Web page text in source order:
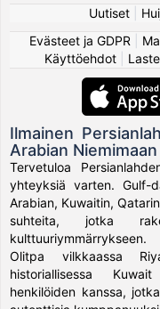
Uutiset
Evästeet ja GDPR
Käyttöehdot
Ilmainen
Arabian
Tervetuloa
yhteyksiä varten. Gulf-
Arabian, Kuwaitin,
suhteita, jotka
kulttuuriymmärrykseen.
Olitpa vilkkaassa
historiallisessa
henkilöiden kanssa,